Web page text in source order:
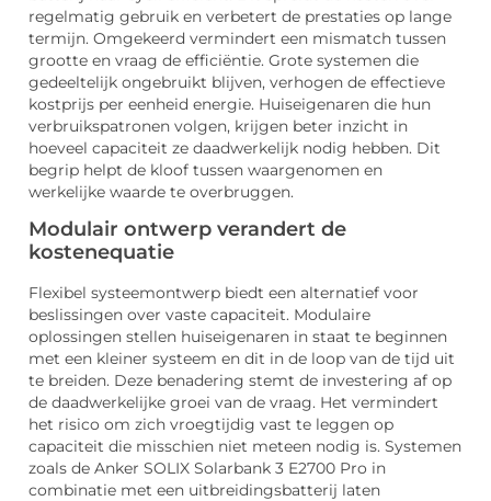
regelmatig gebruik en verbetert de prestaties op lange
termijn. Omgekeerd vermindert een mismatch tussen
grootte en vraag de efficiëntie. Grote systemen die
gedeeltelijk ongebruikt blijven, verhogen de effectieve
kostprijs per eenheid energie. Huiseigenaren die hun
verbruikspatronen volgen, krijgen beter inzicht in
hoeveel capaciteit ze daadwerkelijk nodig hebben. Dit
begrip helpt de kloof tussen waargenomen en
werkelijke waarde te overbruggen.
Modulair ontwerp verandert de
kostenequatie
Flexibel systeemontwerp biedt een alternatief voor
beslissingen over vaste capaciteit. Modulaire
oplossingen stellen huiseigenaren in staat te beginnen
met een kleiner systeem en dit in de loop van de tijd uit
te breiden. Deze benadering stemt de investering af op
de daadwerkelijke groei van de vraag. Het vermindert
het risico om zich vroegtijdig vast te leggen op
capaciteit die misschien niet meteen nodig is. Systemen
zoals de Anker SOLIX Solarbank 3 E2700 Pro in
combinatie met een uitbreidingsbatterij laten